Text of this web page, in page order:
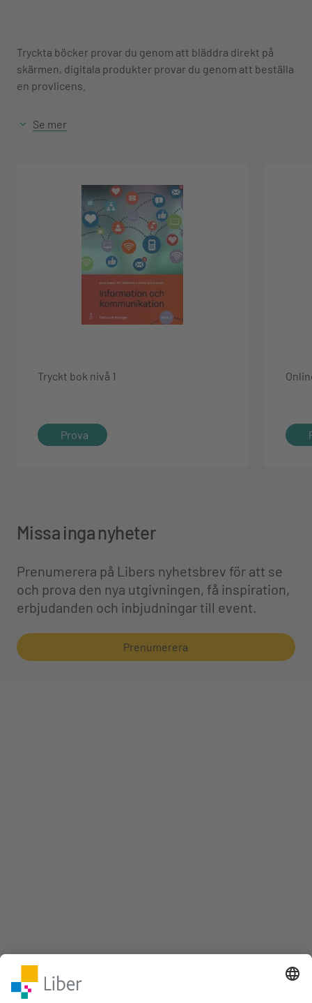
Tryckta böcker provar du genom att bläddra direkt på
skärmen, digitala produkter provar du genom att beställa
en provlicens.
Provperioden är 4 veckor för både tryckta och digitala
Se mer
Tryckt bok nivå 1
Prova
Missa inga nyheter
Prenumerera på Libers nyhetsbrev för att se
och prova den nya utgivningen, få inspiration,
erbjudanden och inbjudningar till event.
Prenumerera